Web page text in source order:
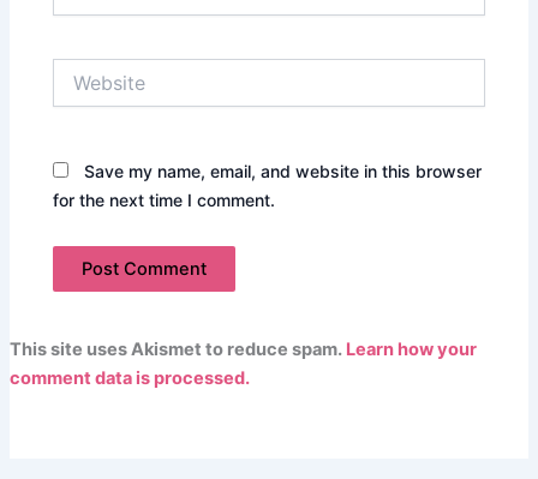
Save my name, email, and website in this browser
for the next time I comment.
This site uses Akismet to reduce spam. Learn how your
comment data is processed.